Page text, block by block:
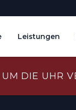
Leistungen
DIE UHR